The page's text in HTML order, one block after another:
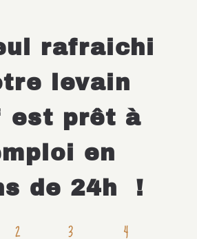
rafraichi
levain
est prêt à
en
de 24h !